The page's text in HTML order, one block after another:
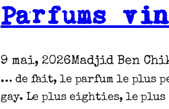
Parfums
9 mai, 2026Madjid Ben
… de fait, le parfum le plus
gay. Le plus eighties, le plus